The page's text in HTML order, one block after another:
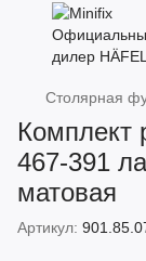
Столярная
Комплект
467-391
матовая
Артикул: